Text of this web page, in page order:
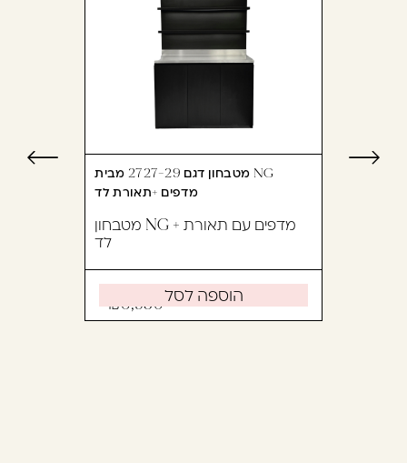
מטבחון דגם 2727-29 מבית NG
מדפים +תאורת לד
מטבחון NG + מדפים עם תאורת
לד
6,950הוספה לסל